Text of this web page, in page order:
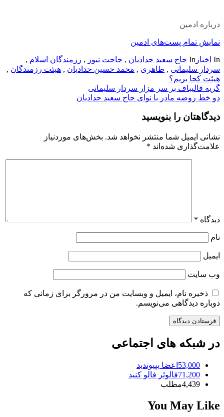
درباره ادمین
نمایش تمام پست‌های ادمین
In اخبار In حاج سعید حدادیان , حاجت نیوز , رزمندگان اسلام ,
سردار سلیمانی , طاهری , محمد حسین حدادیان , هیئت رزمندگان ,
هیئت کجا بریم؟
راهبری
نوشته
گریه قالیباف بر سر مزار سردار سلیمانی
دو خط روضه مادر با نوای حاج سعید حدادیان
دیدگاهتان را بنویسید
نشانی ایمیل شما منتشر نخواهد شد. بخش‌های موردنیاز
علامت‌گذاری شده‌اند *
دیدگاه *
نام
ایمیل
وب‌ سایت
ذخیره نام، ایمیل و وبسایت من در مرورگر برای زمانی که
دوباره دیدگاهی می‌نویسم.
در شبکه های اجتماعی
53,000 اعضا بپیوندید
71,200فالوئر فالو کنید
4,439مطلب
You May Like